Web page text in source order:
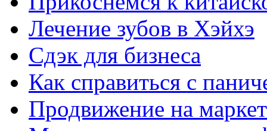
Лечение зубов в Хэйхэ
Сдэк для бизнеса
Как справиться с
Продвижение на